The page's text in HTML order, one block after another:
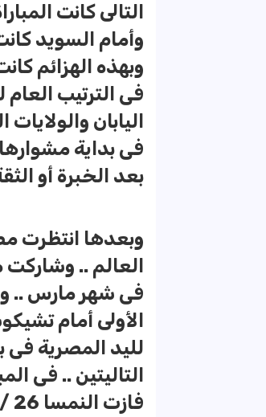
وبهذه الهزائم
فى الترتيب
اليابان
فى بداية
بعد الخبرة أو
العالم ..
لليد المصرية